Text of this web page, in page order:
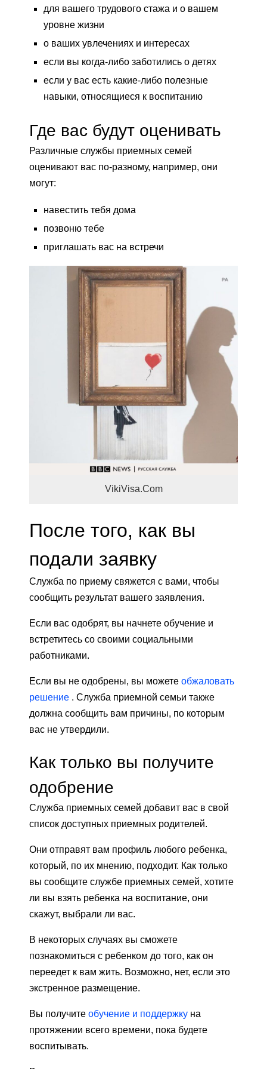
для вашего трудового стажа и о вашем
уровне жизни
о ваших увлечениях и интересах
если вы когда-либо заботились о детях
если у вас есть какие-либо полезные
навыки, относящиеся к воспитанию
Где вас будут оценивать
Различные службы приемных семей
оценивают вас по-разному, например, они
могут:
навестить тебя дома
позвоню тебе
приглашать вас на встречи
VikiVisa.Com
После того, как вы
подали заявку
Служба по приему свяжется с вами, чтобы
сообщить результат вашего заявления.
Если вас одобрят, вы начнете обучение и
встретитесь со своими социальными
работниками.
Если вы не одобрены, вы можете обжаловать
решение . Служба приемной семьи также
должна сообщить вам причины, по которым
вас не утвердили.
Как только вы получите
одобрение
Служба приемных семей добавит вас в свой
список доступных приемных родителей.
Они отправят вам профиль любого ребенка,
который, по их мнению, подходит. Как только
вы сообщите службе приемных семей, хотите
ли вы взять ребенка на воспитание, они
скажут, выбрали ли вас.
В некоторых случаях вы сможете
познакомиться с ребенком до того, как он
переедет к вам жить. Возможно, нет, если это
экстренное размещение.
Вы получите обучение и поддержку на
протяжении всего времени, пока будете
воспитывать.